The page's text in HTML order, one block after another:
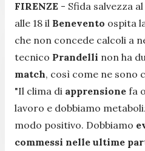
FIRENZE - Sfida salvezza al
alle 18 il Benevento ospita
che non concede calcoli a
tecnico Prandelli non ha
match, così come ne sono
"Il clima di apprensione fa
lavoro e dobbiamo
modo positivo. Dobbiamo
commessi nelle ultime